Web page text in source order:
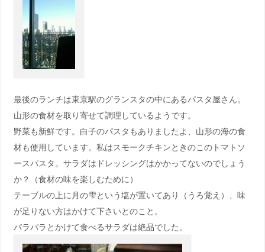
最後のランチは東京駅のグランスタの中にあるパスタ屋さん。
山形の食材を取り寄せて調理しているようです。
野菜も新鮮です。白子のパスタもありましたよ、山形の海の食
材も使用しています。私はスモークチキンときのこのトマトソ
ースパスタ。サラダはドレッシングはかかってないのでしょう
か？（食材の味を楽しむために）
テーブルの上に月の雫という塩が置いてあり（うろ覚え）、味
が足りない方はかけて下さいとのこと。
パラパラとかけて食べるサラダは絶品でした。